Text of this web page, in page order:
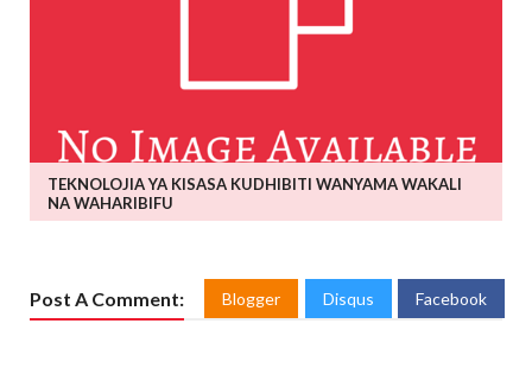
TEKNOLOJIA YA KISASA KUDHIBITI WANYAMA WAKALI
NA WAHARIBIFU
Post A Comment: Blogger Disqus Facebook